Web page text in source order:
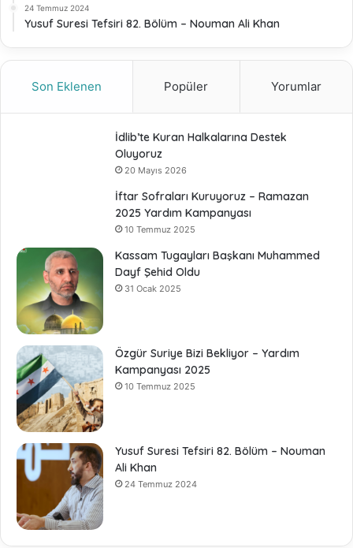
24 Temmuz 2024
Yusuf Suresi Tefsiri 82. Bölüm – Nouman Ali Khan
Son Eklenen Popüler Yorumlar
İdlib’te Kuran Halkalarına Destek
Oluyoruz
20 Mayıs 2026
İftar Sofraları Kuruyoruz – Ramazan
2025 Yardım Kampanyası
10 Temmuz 2025
Kassam Tugayları Başkanı Muhammed
Dayf Şehid Oldu
31 Ocak 2025
Özgür Suriye Bizi Bekliyor – Yardım
Kampanyası 2025
10 Temmuz 2025
Yusuf Suresi Tefsiri 82. Bölüm – Nouman
Ali Khan
24 Temmuz 2024